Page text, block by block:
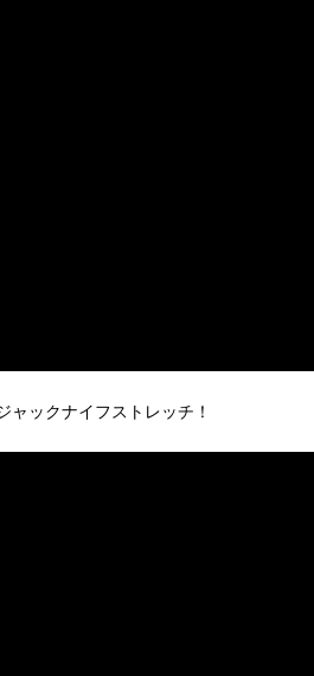
ックナイフストレッチ！